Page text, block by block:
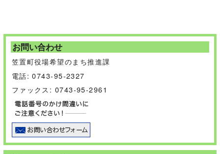
お問い合わせ
笠置町役場希望のまち推進課
電話: 0743-95-2327
ファックス: 0743-95-2961